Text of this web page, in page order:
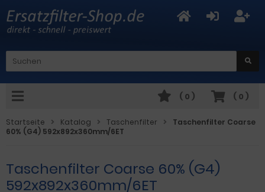
( 0 )
( 0 )
Startseite Katalog Taschenfilter
Taschenfilter Coarse
60% (G4) 592x892x360mm/6ET
Taschenfilter Coarse 60% (G4)
592x892x360mm/6ET